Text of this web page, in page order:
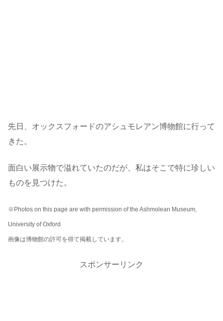
先日、オックスフォードのアシュモレアン博物館に行って
きた。
面白い展示物で溢れていたのだが、私はそこで特に珍しい
ものを見つけた。
※Photos on this page are with permission of the Ashmolean Museum,
University of Oxford
画像は博物館の許可を得て掲載しています。
スポンサーリンク